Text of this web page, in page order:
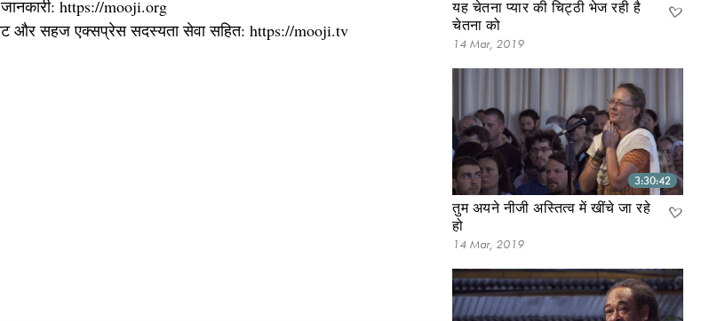
यह चेतना प्यार की चिट्ठी भेज रही है
चेतना को
14 Mar, 2019
3:30:42
तुम अयने नीजी अस्तित्व में खींचे जा रहे
हो
14 Mar, 2019
https://mooji.org
और सहज एक्सप्रेस सदस्यता सेवा सहित: https://mooji.tv